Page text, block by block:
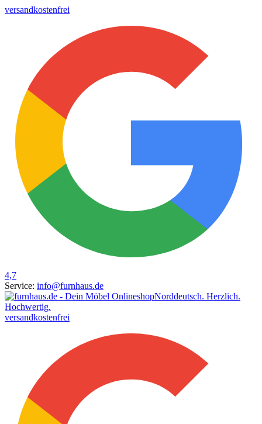
versandkostenfrei
4,7
Service: info@furnhaus.de
Norddeutsch. Herzlich.
Hochwertig.
versandkostenfrei